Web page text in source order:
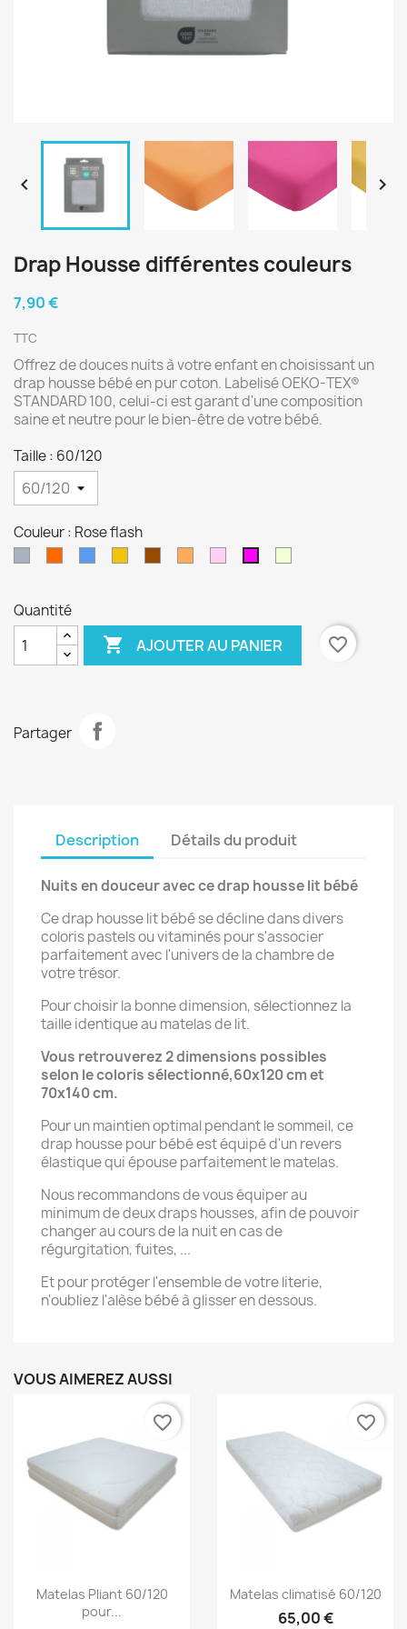
 
Drap Housse différentes couleurs
7,90 €
TTC
Offrez de douces nuits à votre enfant en choisissant un
drap housse bébé en pur coton. Labelisé OEKO-TEX®
STANDARD 100, celui-ci est garant d'une composition
saine et neutre pour le bien-être de votre bébé.
Taille : 60/120
Couleur : Rose flash
Quantité
 AJOUTER AU PANIER favorite_border
Partager
Description Détails du produit
Nuits en douceur avec ce drap housse lit bébé
Ce drap housse lit bébé se décline dans divers
coloris pastels ou vitaminés pour s'associer
parfaitement avec l'univers de la chambre de
votre trésor.
Pour choisir la bonne dimension, sélectionnez la
taille identique au matelas de lit.
Vous retrouverez 2 dimensions possibles
selon le coloris sélectionné,60x120 cm et
70x140 cm.
Pour un maintien optimal pendant le sommeil, ce
drap housse pour bébé est équipé d'un revers
élastique qui épouse parfaitement le matelas.
Nous recommandons de vous équiper au
minimum de deux draps housses, afin de pouvoir
changer au cours de la nuit en cas de
régurgitation, fuites, ...
Et pour protéger l'ensemble de votre literie,
n'oubliez l'alèse bébé à glisser en dessous.
VOUS AIMEREZ AUSSI
Aperçu rapide
Matelas Pliant 60/120
pour...
favorite_border
Aperçu rapide
Matelas climatisé 60/120
65,00 €
favorite_border